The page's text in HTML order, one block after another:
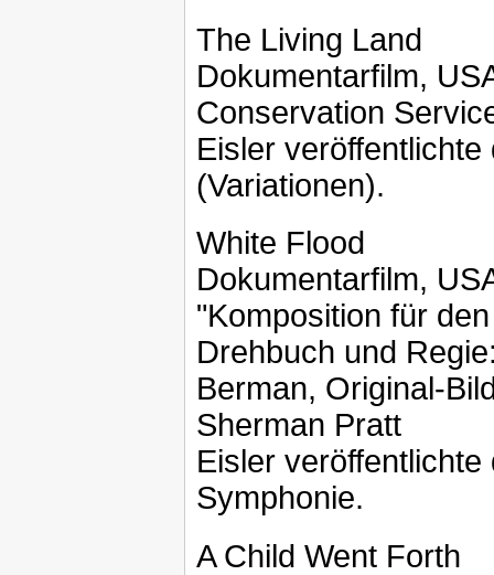
The Living Land
Dokumentarfilm,
Conservation
Eisler
(Variationen).
White Flood
Dokumentarfilm,
"Komposition für
Drehbuch und
Berman, Original-
Sherman Pratt
Eisler
Symphonie.
A Child Went Forth